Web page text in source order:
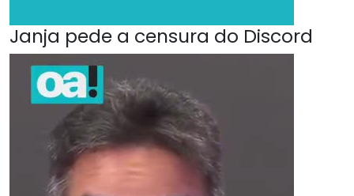
Janja pede a censura do Discord